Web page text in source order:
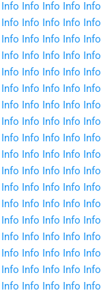
Info Info Info Info Info
Info Info Info Info Info
Info Info Info Info Info
Info Info Info Info Info
Info Info Info Info Info
Info Info Info Info Info
Info Info Info Info Info
Info Info Info Info Info
Info Info Info Info Info
Info Info Info Info Info
Info Info Info Info Info
Info Info Info Info Info
Info Info Info Info Info
Info Info Info Info Info
Info Info Info Info Info
Info Info Info Info Info
Info Info Info Info Info
Info Info Info Info Info